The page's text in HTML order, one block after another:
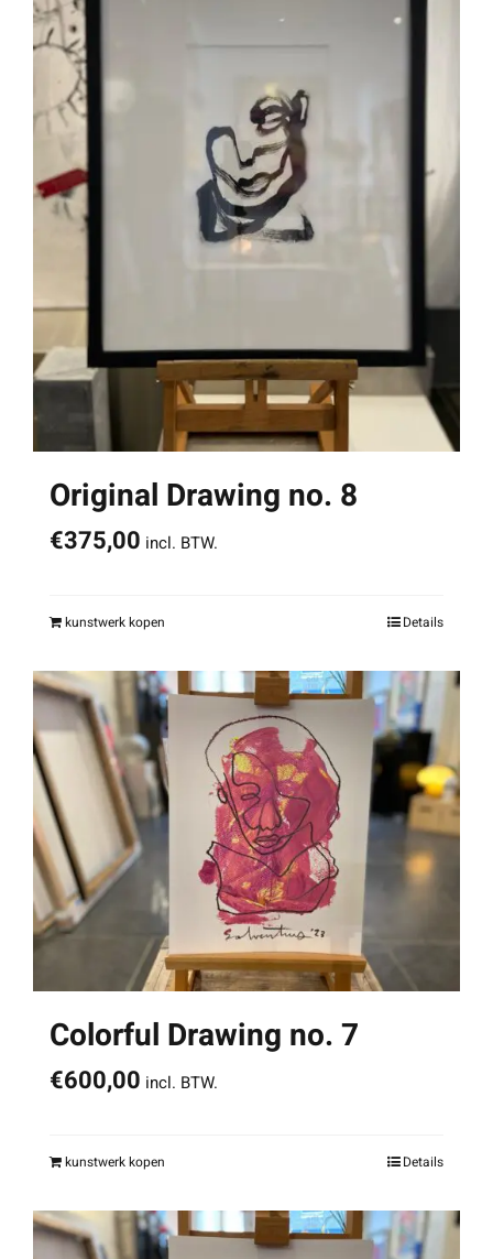
Original Drawing no. 8
€375,00 incl. BTW.
kunstwerk kopen Details
Colorful Drawing no. 7
€600,00 incl. BTW.
kunstwerk kopen Details